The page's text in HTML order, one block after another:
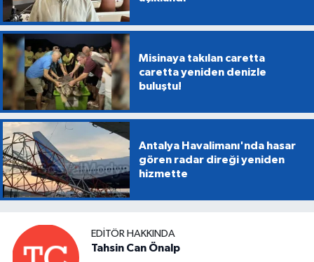
Misinaya takılan caretta
caretta yeniden denizle
buluştu!
Antalya Havalimanı'nda hasar
gören radar direği yeniden
hizmette
EDITÖR HAKKINDA
Tahsin Can Önalp